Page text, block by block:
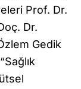
Prof. Dr.
Dr.
Gedik